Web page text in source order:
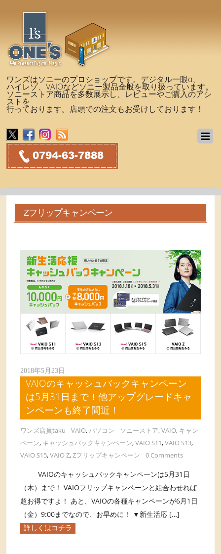
ワンズはソニーのプロショップです。デジタル一眼α、
ハイレゾ、VAIOなどソニー製品全般を取り扱っています。
ソニーストア商品を多数展示し、レビューやご購入のアシ
ストを
行っております。店頭での注文もお受けしております！
Zフリップキャンペーン
2018年5月23日
VAIOのキャッシュバックキャンペーン
は5月31日まで！他アップグレードキャ
ンペーンも終了間近！
ワンズ店員taku VAIO,パソコン ソニーストア,VAIO, キャン
ペーン, キャッシュバックキャンペーン,VAIO S11,VAIO S13,
VAIO S15,VAIO Z,Zフリップキャンペーン 0 Comments
VAIOのキャッシュバックキャンペーンは5月31日
（木）まで！ VAIOフリップキャンペーンと組合わせれば
超お得ですよ！ あと、VAIOの各種キャンペーンが6月1日
（金）9:00までなので、お早めに！ ▼新生活応 […]
詳しくはコチラ